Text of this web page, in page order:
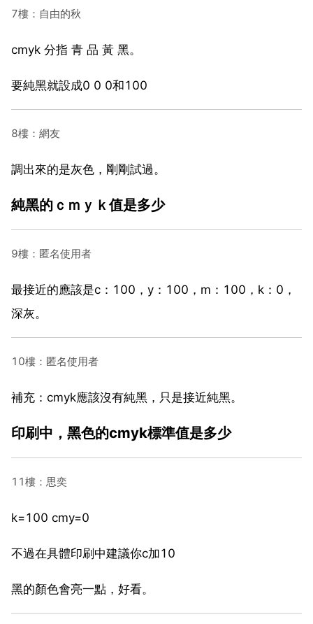
7樓：自由的秋
cmyk 分指 青 品 黃 黑。
要純黑就設成0 0 0和100
8樓：網友
調出來的是灰色，剛剛試過。
純黑的ｃｍｙｋ值是多少
9樓：匿名使用者
最接近的應該是c：100，y：100，m：100，k：0，
深灰。
10樓：匿名使用者
補充：cmyk應該沒有純黑，只是接近純黑。
印刷中，黑色的cmyk標準值是多少
11樓：思奕
k=100 cmy=0
不過在具體印刷中建議你c加10
黑的顏色會亮一點，好看。